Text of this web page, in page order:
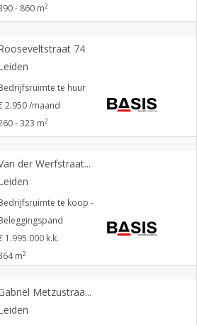
- 860 m2
74
te huur
2.950 /maand
- 323 m2
Van der Werfstraat 25
te koop -
1.995.000 k.k.
m2
Gabriël Metzustraat 56 G